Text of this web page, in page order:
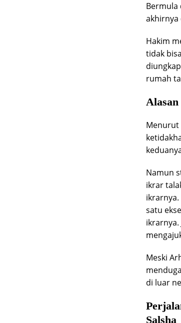
Bermula
akhirnya
Hakim
tidak
rumah
Menurut
Namun
ikrar
satu
Meski
di luar
Salsha